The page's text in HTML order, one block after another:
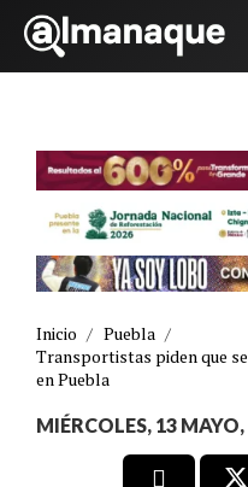
Inicio / Puebla /
Transportistas piden que
en Puebla
MIÉRCOLES, 13